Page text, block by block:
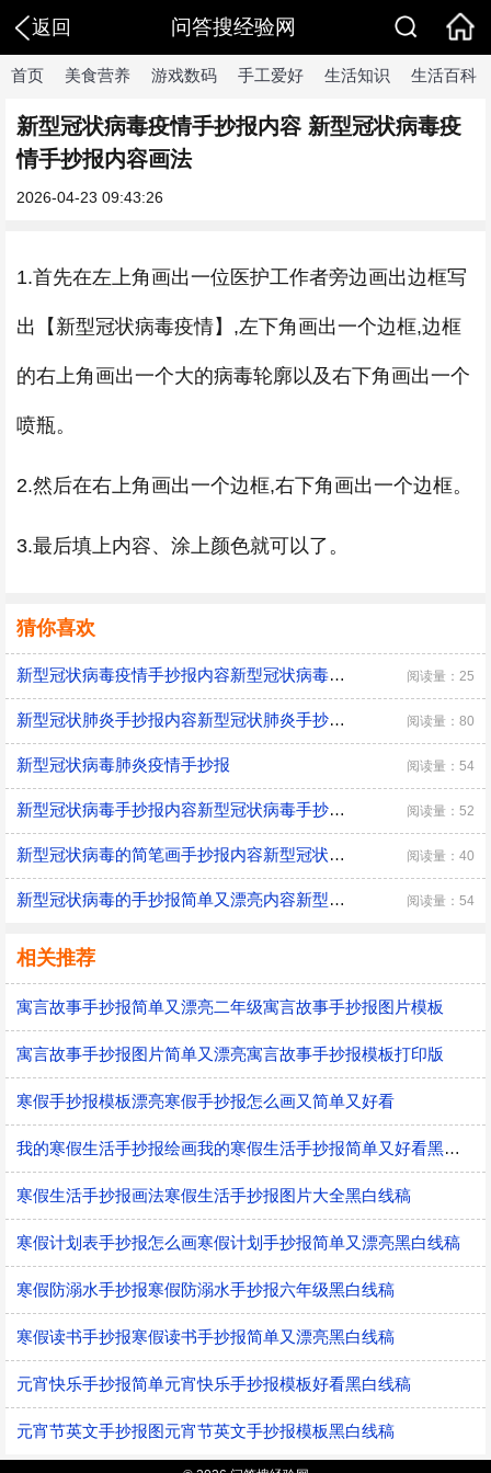
返回 问答搜经验网
首页 美食营养 游戏数码 手工爱好 生活知识 生活百科
新型冠状病毒疫情手抄报内容 新型冠状病毒疫
情手抄报内容画法
2026-04-23 09:43:26
1.首先在左上角画出一位医护工作者旁边画出边框写
出【新型冠状病毒疫情】,左下角画出一个边框,边框
的右上角画出一个大的病毒轮廓以及右下角画出一个
喷瓶。
2.然后在右上角画出一个边框,右下角画出一个边框。
3.最后填上内容、涂上颜色就可以了。
猜你喜欢
新型冠状病毒疫情手抄报内容新型冠状病毒疫情手抄报内容画法 阅读量：25
新型冠状肺炎手抄报内容新型冠状肺炎手抄报内容画法 阅读量：80
新型冠状病毒肺炎疫情手抄报 阅读量：54
新型冠状病毒手抄报内容新型冠状病毒手抄报内容画法 阅读量：52
新型冠状病毒的简笔画手抄报内容新型冠状病毒的简笔画手抄报内容画法 阅读量：40
新型冠状病毒的手抄报简单又漂亮内容新型冠状病毒的手抄报简单又漂亮内容画法 阅读量：54
相关推荐
寓言故事手抄报简单又漂亮二年级寓言故事手抄报图片模板
寓言故事手抄报图片简单又漂亮寓言故事手抄报模板打印版
寒假手抄报模板漂亮寒假手抄报怎么画又简单又好看
我的寒假生活手抄报绘画我的寒假生活手抄报简单又好看黑白线稿
寒假生活手抄报画法寒假生活手抄报图片大全黑白线稿
寒假计划表手抄报怎么画寒假计划手抄报简单又漂亮黑白线稿
寒假防溺水手抄报寒假防溺水手抄报六年级黑白线稿
寒假读书手抄报寒假读书手抄报简单又漂亮黑白线稿
元宵快乐手抄报简单元宵快乐手抄报模板好看黑白线稿
元宵节英文手抄报图元宵节英文手抄报模板黑白线稿